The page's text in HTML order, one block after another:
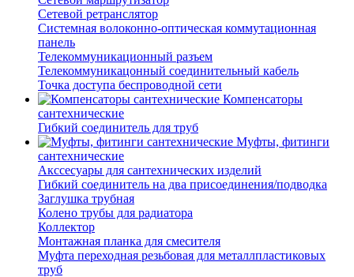
Сетевой ретранслятор
Системная волоконно-оптическая коммутационная
панель
Телекоммуникационный разъем
Телекоммуникацонный соединительный кабель
Точка доступа беспроводной сети
Компенсаторы
сантехнические
Гибкий соединитель для труб
Муфты, фитинги
сантехнические
Акссесуары для сантехнических изделий
Гибкий соединитель на два присоединения/подводка
Заглушка трубная
Колено трубы для радиатора
Коллектор
Монтажная планка для смесителя
Муфта переходная резьбовая для металлпластиковых
труб